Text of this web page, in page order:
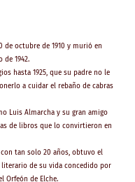
de octubre de 1910 y murió en
de 1942.
hasta 1925, que su padre no le
a cuidar el rebaño de cabras
Luis Almarcha y su gran amigo
de libros que lo convirtieron en
con tan solo 20 años, obtuvo el
de su vida concedido por
Orfeón de Elche.